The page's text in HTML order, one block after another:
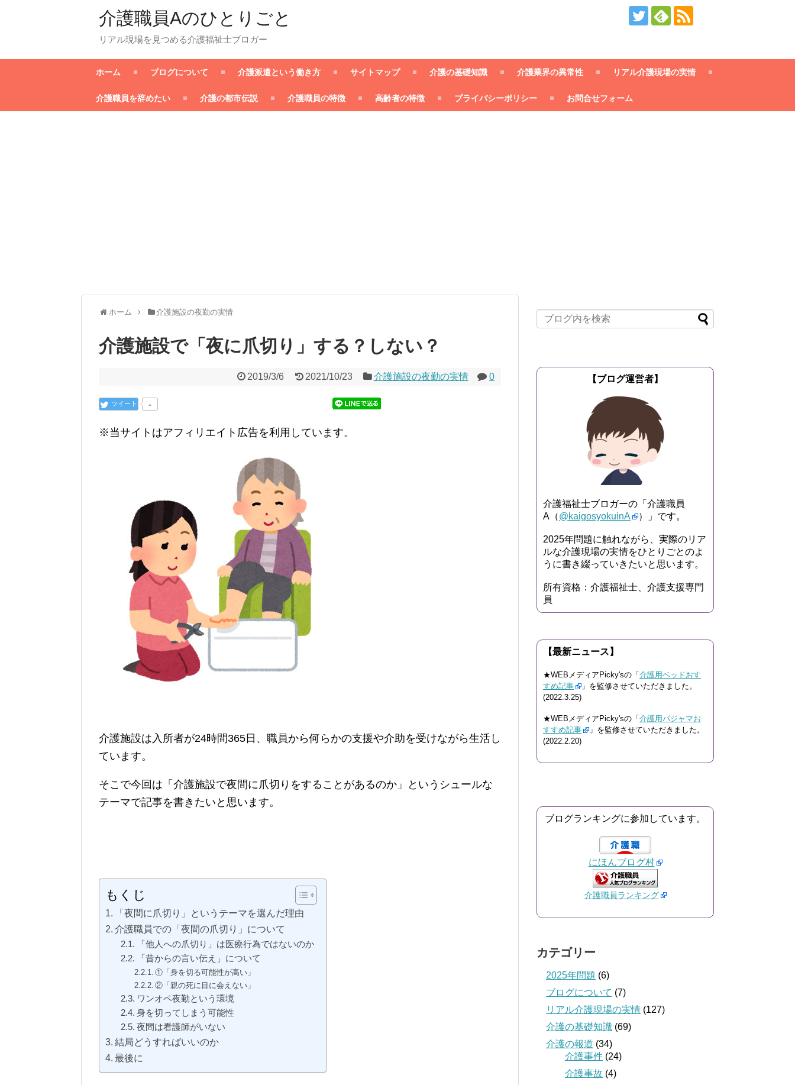
介護職員Aのひとりごと
リアル現場を見つめる介護福祉士ブロガー
ホーム ブログについて 介護派遣という働き方 サイトマップ 介護の基礎知識 介護業界の異常性 リアル介護現場の実情
介護職員を辞めたい 介護の都市伝説 介護職員の特徴 高齢者の特徴 プライバシーポリシー お問合せフォーム
ホーム 介護施設の夜勤の実情
介護施設で「夜に爪切り」する？しない？
2019/3/6 2021/10/23 介護施設の夜勤の実情 0
-
ツイート
※当サイトはアフィリエイト広告を利用しています。
介護施設は入所者が24時間365日、職員から何らかの支援や介助を受けながら生活し
ています。
そこで今回は「介護施設で夜間に爪切りをすることがあるのか」というシュールな
テーマで記事を書きたいと思います。
もくじ
「夜間に爪切り」というテーマを選んだ理由
介護職員での「夜間の爪切り」について
「他人への爪切り」は医療行為ではないのか
「昔からの言い伝え」について
①「身を切る可能性が高い」
②「親の死に目に会えない」
ワンオペ夜勤という環境
身を切ってしまう可能性
夜間は看護師がいない
結局どうすればいいのか
最後に
【ブログ運営者】
介護福祉士ブロガーの「介護職員
A（@kaigosyokuinA ）」です。
2025年問題に触れながら、実際のリア
ルな介護現場の実情をひとりごとのよ
うに書き綴っていきたいと思います。
所有資格：介護福祉士、介護支援専門
員
【最新ニュース】
★WEBメディアPicky'sの「 介護用ベッドおす
すめ記事
」を監修させていただきました。
(2022.3.25)
★WEBメディアPicky'sの「 介護用パジャマお
すすめ記事
」を監修させていただきました。
(2022.2.20)
ブログランキングに参加しています。
にほんブログ村
介護職員ランキング
カテゴリー
2025年問題 (6)
ブログについて (7)
リアル介護現場の実情 (127)
介護の基礎知識 (69)
介護の報道 (34)
介護事件 (24)
介護事故 (4)